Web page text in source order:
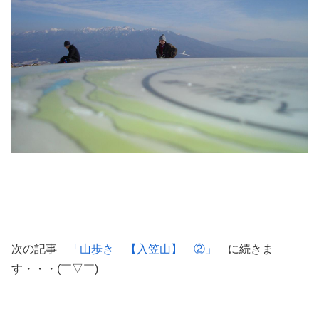
次の記事 「山歩き 【入笠山】 ②」
に続きま
す・・・(￣▽￣)